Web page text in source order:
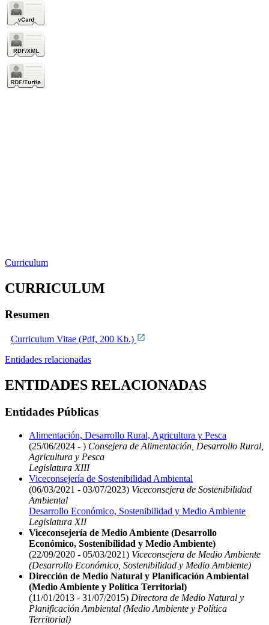
Curriculum
CURRICULUM
Resumen
Curriculum Vitae (Pdf, 200 Kb.)
Entidades relacionadas
ENTIDADES RELACIONADAS
Entidades Públicas
Alimentación, Desarrollo Rural, Agricultura y Pesca
(25/06/2024 - ) Consejera de Alimentación, Desarrollo Rural,
Agricultura y Pesca
Legislatura XIII
Viceconsejería de Sostenibilidad Ambiental
(06/03/2021 - 03/07/2023) Viceconsejera de Sostenibilidad
Ambiental
Desarrollo Económico, Sostenibilidad y Medio Ambiente
Legislatura XII
Viceconsejería de Medio Ambiente (Desarrollo
Económico, Sostenibilidad y Medio Ambiente)
(22/09/2020 - 05/03/2021) Viceconsejera de Medio Ambiente
(Desarrollo Económico, Sostenibilidad y Medio Ambiente)
Dirección de Medio Natural y Planificación Ambiental
(Medio Ambiente y Política Territorial)
(11/01/2013 - 31/07/2015) Directora de Medio Natural y
Planificación Ambiental (Medio Ambiente y Política
Territorial)